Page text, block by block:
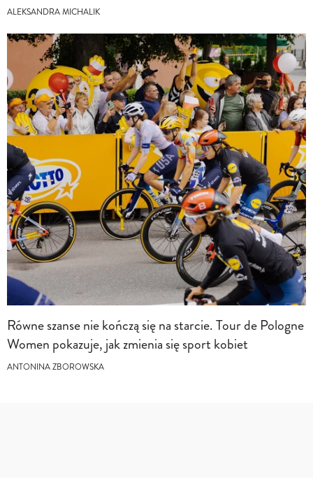
ALEKSANDRA MICHALIK
Równe szanse nie kończą się na starcie. Tour de Pologne
Women pokazuje, jak zmienia się sport kobiet
ANTONINA ZBOROWSKA